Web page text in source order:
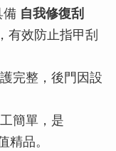
備 自我修復刮
有效防止指甲刮
完整，後門因設
簡單，是
精品。